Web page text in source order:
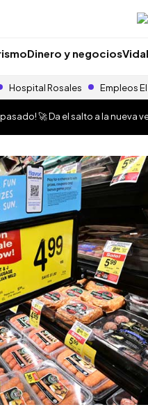
Dinero y negociosVida
Hospital Rosales Empleos
🚀 Da el salto a la nueva